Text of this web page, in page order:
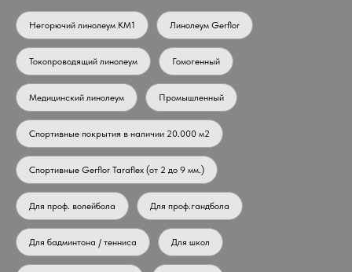
Негорючий линолеум КМ1 Линолеум Gerflor
Токопроводящий линолеум Гомогенный
Медицинский линолеум Промышленный
Спортивные покрытия в наличии 20.000 м2
Спортивные Gerflor Taraflex (от 2 до 9 мм.)
Для проф. волейбола Для проф.гандбола
Для бадминтона / тенниса Для школ